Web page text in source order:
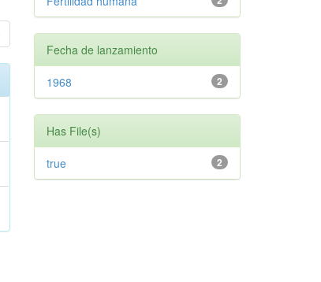
Fecha de lanzamiento
2
1968
Has File(s)
2
true